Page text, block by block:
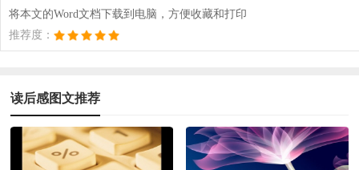
将本文的Word文档下载到电脑，方便收藏和打印
推荐度：
读后感图文推荐